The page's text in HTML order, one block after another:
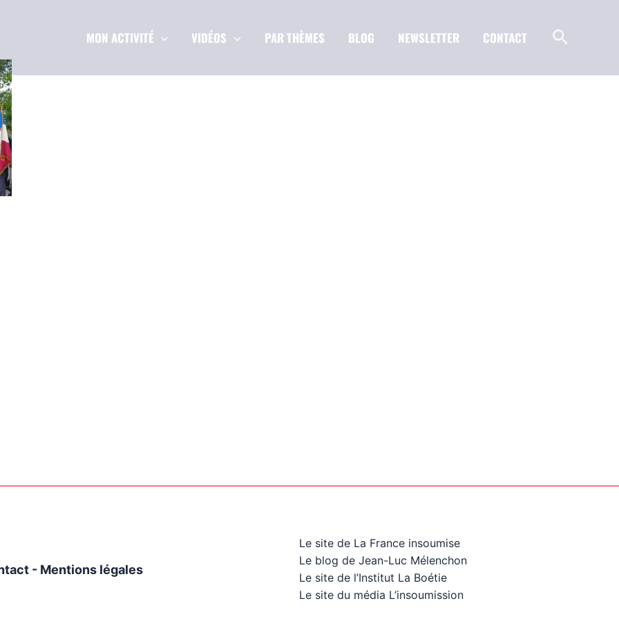
MON ACTIVITÉ VIDÉOS PAR THÈMES BLOG NEWSLETTER CONTACT
- Mentions légales
Le site de La France insoumise
Le blog de Jean-Luc Mélenchon
Le site de l’Institut La Boétie
Le site du média L’insoumission